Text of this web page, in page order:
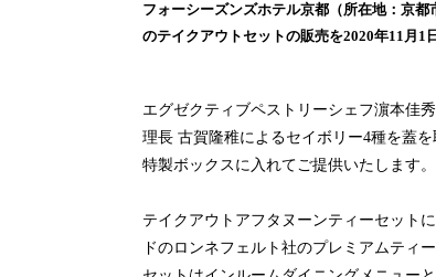
フォーシーズンズホテル京都（所在地：京
のテイクアウトセットの販売を2020年11月1
エグゼクティブペストリーシェフ濵本佳
理長 古賀隆稚によるセイボリー4種を蓋
特製ボックスに入れてご提供いたします。
テイクアウトアフタヌーンティーセット
ドのロンネフェルト社のプレミアムティ